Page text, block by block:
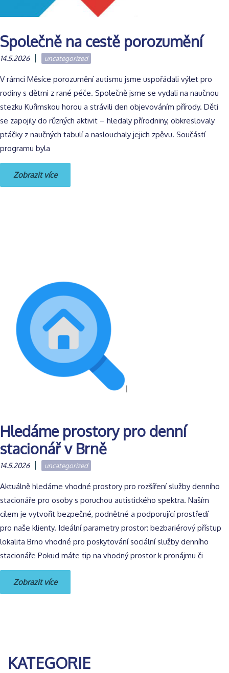
Společně na cestě porozumění
14.5.2026 uncategorized
V rámci Měsíce porozumění autismu jsme uspořádali výlet pro
rodiny s dětmi z rané péče. Společně jsme se vydali na naučnou
stezku Kuřimskou horou a strávili den objevováním přírody. Děti
se zapojily do různých aktivit – hledaly přírodniny, obkreslovaly
ptáčky z naučných tabulí a naslouchaly jejich zpěvu. Součástí
programu byla
Zobrazit více
Hledáme prostory pro denní
stacionář v Brně
14.5.2026 uncategorized
Aktuálně hledáme vhodné prostory pro rozšíření služby denního
stacionáře pro osoby s poruchou autistického spektra. Naším
cílem je vytvořit bezpečné, podnětné a podporující prostředí
pro naše klienty. Ideální parametry prostor: bezbariérový přístup
lokalita Brno vhodné pro poskytování sociální služby denního
stacionáře Pokud máte tip na vhodný prostor k pronájmu či
Zobrazit více
KATEGORIE